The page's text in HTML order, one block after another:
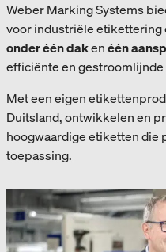
Weber Marking Systems
voor industriële etikettering
onder één dakenéén
efficiënte en
Met een eigen
Duitsland, ontwikkelen en
hoogwaardige etiketten die
toepassing.